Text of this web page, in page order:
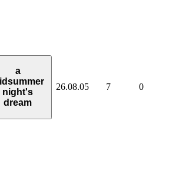
a
night's
dream
26.08.05 7 0